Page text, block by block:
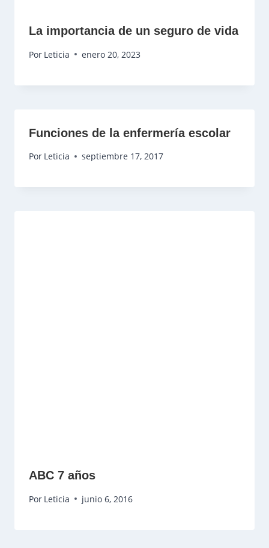
La importancia de un seguro de vida
Por Leticia enero 20, 2023
Funciones de la enfermería escolar
Por Leticia septiembre 17, 2017
ABC 7 años
Por Leticia junio 6, 2016